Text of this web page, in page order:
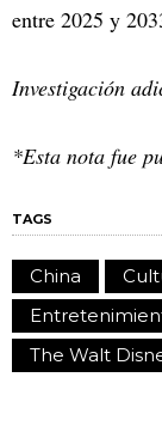
entre 2025 y
Investigación
*Esta nota fue
TAGS
China
The Walt